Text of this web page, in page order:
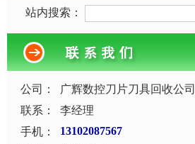
站内搜索：
公司：
广辉数控刀片刀具回收公司
联系：
李经理
手机：
13102087567